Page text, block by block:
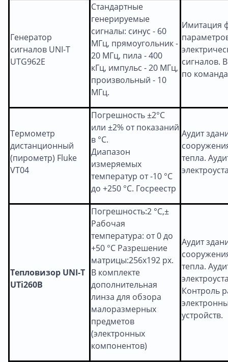
Генератор
сигналов UNI-T
UTG962E
Стандартные
генерируемые
сигналы: синус - 60
МГц, прямоугольник -
20 МГц, пила - 400
кГц, импульс - 20 МГц,
произвольный - 10
МГц.
Имитация
сигналов.
по
Термометр
дистанционный
(пирометр) Fluke
VT04
Погрешность ±2°C
или ±2% от показаний
в °C.
Диапазон
измеряемых
температур от -10 °C
до +250 °C. Госреестр
Аудит
тепла.
Тепловизор UNI-T
UTi260B
Погрешность:2 °C,±
Рабочая
температура: от 0 до
+50 °С Разрешение
матрицы:256х192 px.
В комплекте
дополнительная
линза для обзора
малоразмерных
предметов
(электронных
компонентов)
Аудит
тепла.
Контроль
устройств.